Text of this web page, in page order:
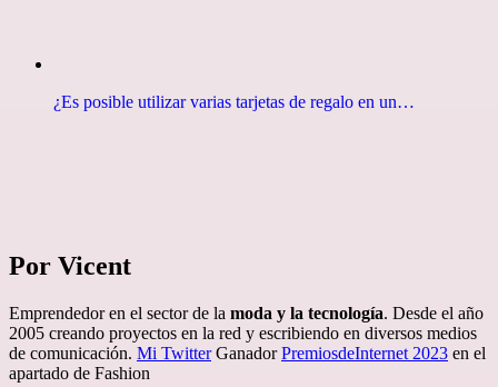
¿Es posible utilizar varias tarjetas de regalo en un…
Por Vicent
Emprendedor en el sector de la moda y la tecnología. Desde el año
2005 creando proyectos en la red y escribiendo en diversos medios
de comunicación. Mi TwitterGanadorPremiosdeInternet 2023 en el
apartado de Fashion